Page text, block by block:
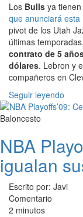
Los Bulls ya
que anunciará
pivot de los Utah
últimas
contrato de 5
dólares. Lebron y
compañeros en
Seguir leyendo
Baloncesto
NBA
igualan
Escrito por: Javi
Comentario
2 minutos